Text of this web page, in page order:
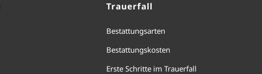
Trauerfall
Bestattungsarten
Bestattungskosten
Erste Schritte im Trauerfall